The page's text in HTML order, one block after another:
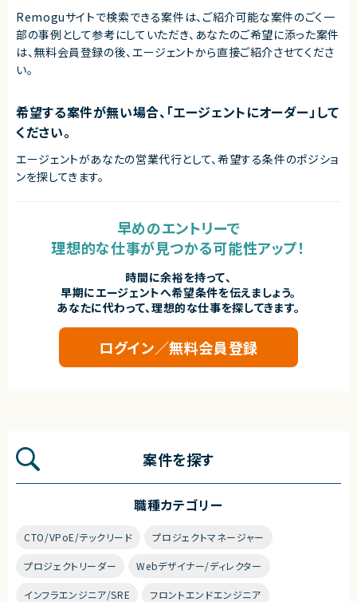
Remoguサイトで検索できる案件は、ご紹介可能な案件のごく一
部の事例として参考にしていただき、 あなたのご希望に添った案件
は、無料会員登録の後、エージェントから直接ご紹介させてくださ
い。
希望する案件が無い場合、「エージェントにオーダー」して
ください。
エージェントがあなたの営業代行として、希望する条件のポジショ
ンを探してきます。
早めのエントリーで
理想的な仕事が見つかる可能性アップ！
時間に余裕を持って、
早期にエージェントへ希望条件を伝えましょう。
あなたに代わって、理想的な仕事を探してきます。
ログイン／無料会員登録
案件を探す
職種カテゴリー
CTO/VPoE/テックリード プロジェクトマネージャー
プロジェクトリーダー Webデザイナー/ディレクター
インフラエンジニア/SRE フロントエンドエンジニア